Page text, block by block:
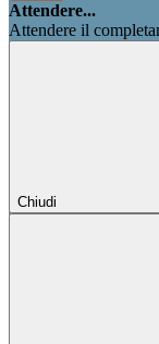
Attendere...
Attendere il
Chiudi